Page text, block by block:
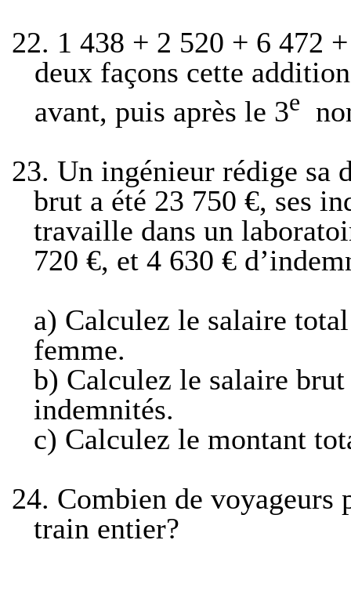
22. 1 438 + 2 520 + 6 472 +
deux façons cette
avant, puis après le 3e
23. Un ingénieur rédige sa
brut a été 23 750 €, ses
travaille dans un
720 €, et 4 630 €
a) Calculez le salaire
femme.
b) Calculez le salaire
indemnités.
c) Calculez le montant
24. Combien de voyageurs
train entier?